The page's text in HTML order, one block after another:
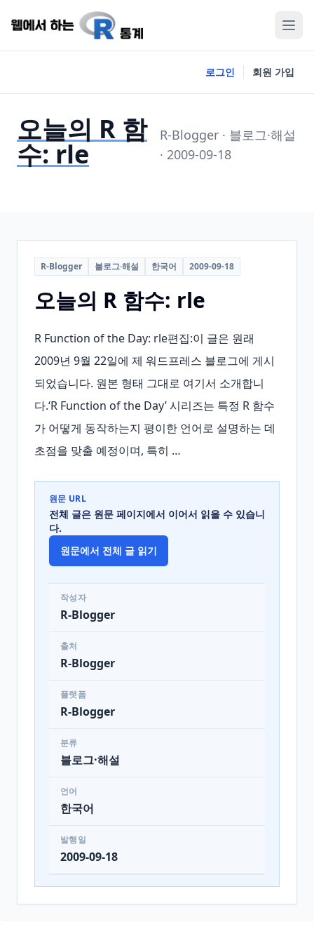
로그인 회원 가입
오늘의 R 함
수: rle
R-Blogger · 블로그·해설
· 2009-09-18
R-Blogger 블로그·해설 한국어 2009-09-18
오늘의 R 함수: rle
R Function of the Day: rle편집:이 글은 원래
2009년 9월 22일에 제 워드프레스 블로그에 게시
되었습니다. 원본 형태 그대로 여기서 소개합니
다.‘R Function of the Day’ 시리즈는 특정 R 함수
가 어떻게 동작하는지 평이한 언어로 설명하는 데
초점을 맞출 예정이며, 특히 …
원문 URL
전체 글은 원문 페이지에서 이어서 읽을 수 있습니
다.
원문에서 전체 글 읽기
작성자
R-Blogger
출처
R-Blogger
플랫폼
R-Blogger
분류
블로그·해설
언어
한국어
발행일
2009-09-18